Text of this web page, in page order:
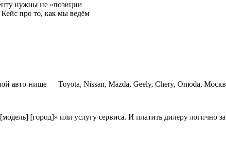
нужны не «позиции
про то, как мы ведём
авто-нише — Toyota, Nissan, Mazda, Geely, Chery, Omoda,
[город]» или услугу сервиса. И платить дилеру логично